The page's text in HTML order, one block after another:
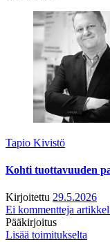
Tapio Kivistö
Kohti tuottavuuden
Kirjoitettu 29.5.2026
Ei kommentteja
Pääkirjoitus
Lisää toimitukselta